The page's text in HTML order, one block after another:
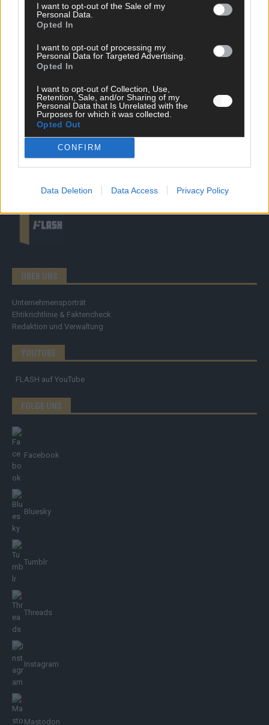
I want to opt-out of the Sale of my
Personal Data.
Opted In
I want to opt-out of processing my
Personal Data for Targeted Advertising.
Opted In
I want to opt-out of Collection, Use,
Retention, Sale, and/or Sharing of my
Personal Data that Is Unrelated with the
Purposes for which it was collected.
Opted Out
CONFIRM
Data Deletion Data Access Privacy Policy
DIREKT ZUM THEMA
Politik & Co
Tipps & Tricks
Brainpower
Specials
Meinung
Streams & Storys
ÜBER UNS
Unternehmensporträt
Ehtikrichtlinie & Faktencheck
Redaktion und Verwaltung
YOUTUBE
FLASH auf YouTube
FOLGE UNS
Facebook
Bluesky
Tumblr
Threads
Instagram
Mastodon